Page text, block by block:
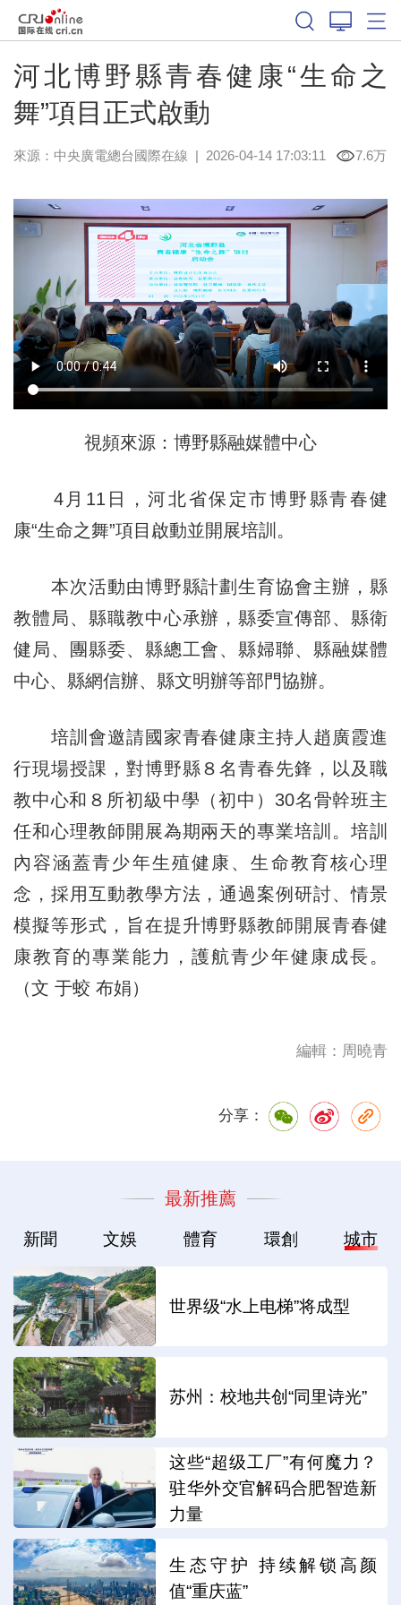
河北博野縣青春健康“生命之
舞”項目正式啟動
來源：中央廣電總台國際在線 | 2026-04-14 17:03:11 7.6万
視頻來源：博野縣融媒體中心
4月11日，河北省保定市博野縣青春健
康“生命之舞”項目啟動並開展培訓。
本次活動由博野縣計劃生育協會主辦，縣
教體局、縣職教中心承辦，縣委宣傳部、縣衛
健局、團縣委、縣總工會、縣婦聯、縣融媒體
中心、縣網信辦、縣文明辦等部門協辦。
培訓會邀請國家青春健康主持人趙廣霞進
行現場授課，對博野縣８名青春先鋒，以及職
教中心和８所初級中學（初中）30名骨幹班主
任和心理教師開展為期兩天的專業培訓。培訓
內容涵蓋青少年生殖健康、生命教育核心理
念，採用互動教學方法，通過案例研討、情景
模擬等形式，旨在提升博野縣教師開展青春健
康教育的專業能力，護航青少年健康成長。
（文 于蛟 布娟）
編輯：周曉青
分享：
最新推薦
新聞 文娛 體育 環創 城市
世界级“水上电梯”将成型
苏州：校地共创“同里诗光”
这些“超级工厂”有何魔力？
驻华外交官解码合肥智造新
力量
生态守护 持续解锁高颜
值“重庆蓝”